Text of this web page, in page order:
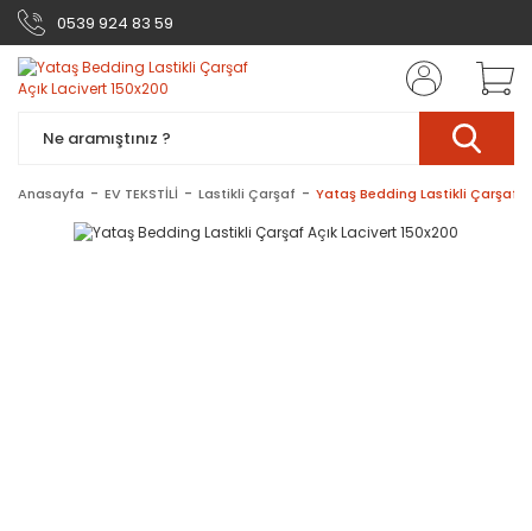
0539 924 83 59
Anasayfa EV TEKSTİLİ Lastikli Çarşaf Yataş Bedding Lastikli Çarşaf